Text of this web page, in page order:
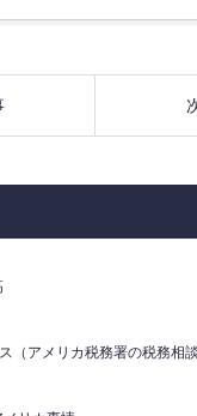
（アメリカ税務署の税務相